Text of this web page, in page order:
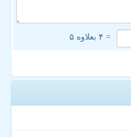
= ۴ بعلاوه ۵